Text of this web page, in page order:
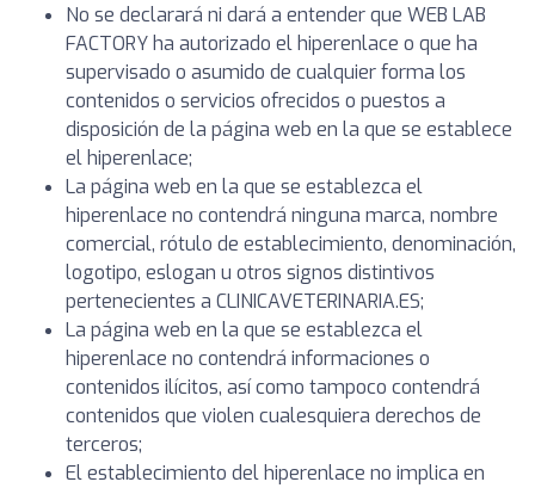
No se declarará ni dará a entender que WEB LAB
FACTORY ha autorizado el hiperenlace o que ha
supervisado o asumido de cualquier forma los
contenidos o servicios ofrecidos o puestos a
disposición de la página web en la que se establece
el hiperenlace;
La página web en la que se establezca el
hiperenlace no contendrá ninguna marca, nombre
comercial, rótulo de establecimiento, denominación,
logotipo, eslogan u otros signos distintivos
pertenecientes a CLINICAVETERINARIA.ES;
La página web en la que se establezca el
hiperenlace no contendrá informaciones o
contenidos ilícitos, así como tampoco contendrá
contenidos que violen cualesquiera derechos de
terceros;
El establecimiento del hiperenlace no implica en